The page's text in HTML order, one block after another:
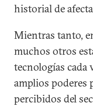
historial de
Mientras tanto,
muchos otros
tecnologías cada
amplios poderes
percibidos del